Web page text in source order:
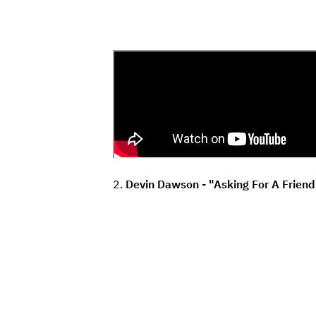
2. Devin Dawson - "Asking For A